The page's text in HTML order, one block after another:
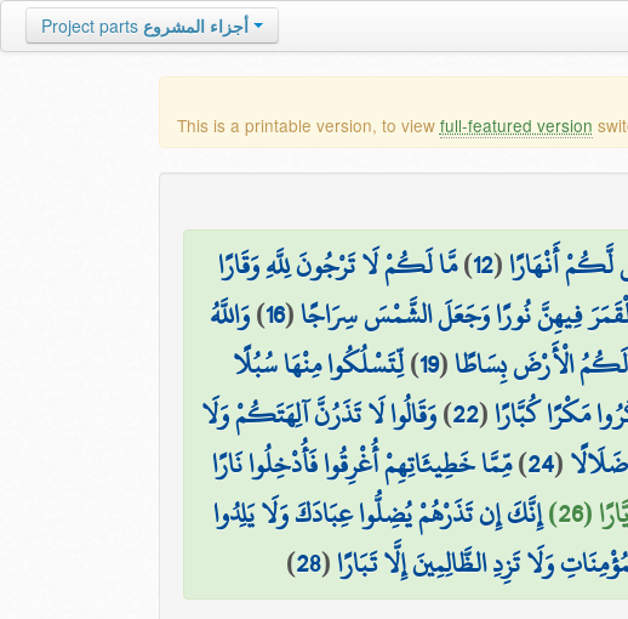
Project parts أجزاء المشروع
This is a printable version, to view full-featured version
أَنْهَارًا(
12
)مَّا لَكُمْ لَا تَرْجُونَ لِلَّهِ وَقَارًا
فِيهِنَّ نُورًا وَجَعَلَ الشَّمْسَ سِرَاجًا(
16
)وَاللَّهُ
الْأَرْضَ بِسَاطًا(
19
)لِّتَسْلُكُوا مِنْهَا سُبُلًا
مَكْرًا كُبَّارًا(
22
)وَقَالُوا لَا تَذَرُنَّ آلِهَتَكُمْ وَلَا
(
24
)مِّمَّا خَطِيئَاتِهِمْ أُغْرِقُوا فَأُدْخِلُوا نَارًا
(26)
إِنَّكَ إِن تَذَرْهُمْ يُضِلُّوا عِبَادَكَ وَلَا يَلِدُوا
وَلَا تَزِدِ الظَّالِمِينَ إِلَّا تَبَارًا(
28
)